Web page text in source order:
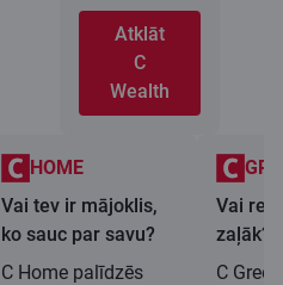
Atklāt
C
Wealth
HOME
Vai tev ir mājoklis,
ko sauc par savu?
C Home palīdzēs
Vai
zaļāk?
C